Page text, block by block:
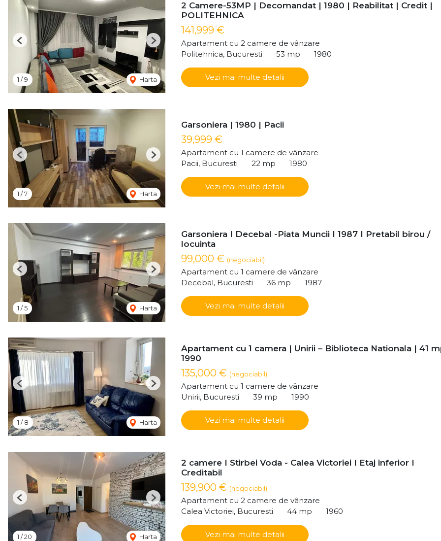
1 /9 Harta
Previous Next
2 Camere-53MP | Decomandat | 1980 | Reabilitat | Credit |
POLITEHNICA
141,999 €
Apartament cu 2 camere de vânzare
Politehnica, Bucuresti
53 mp 1980
Vezi mai multe detalii
1 /7 Harta
Previous Next
Garsoniera | 1980 | Pacii
39,999 €
Apartament cu 1 camere de vânzare
Pacii, Bucuresti
22 mp 1980
Vezi mai multe detalii
1 /5 Harta
Previous Next
Garsoniera I Decebal -Piata Muncii I 1987 I Pretabil birou /
locuinta
99,000 € (negociabil)
Apartament cu 1 camere de vânzare
Decebal, Bucuresti
36 mp 1987
Vezi mai multe detalii
1 /8 Harta
Previous Next
Apartament cu 1 camera | Unirii – Biblioteca Nationala | 41
1990
135,000 € (negociabil)
Apartament cu 1 camere de vânzare
Unirii, Bucuresti
39 mp 1990
Vezi mai multe detalii
1 /20 Harta
Previous Next
2 camere I Stirbei Voda - Calea Victoriei I Etaj inferior I
Creditabil
139,900 € (negociabil)
Apartament cu 2 camere de vânzare
Calea Victoriei, Bucuresti
44 mp 1960
Vezi mai multe detalii